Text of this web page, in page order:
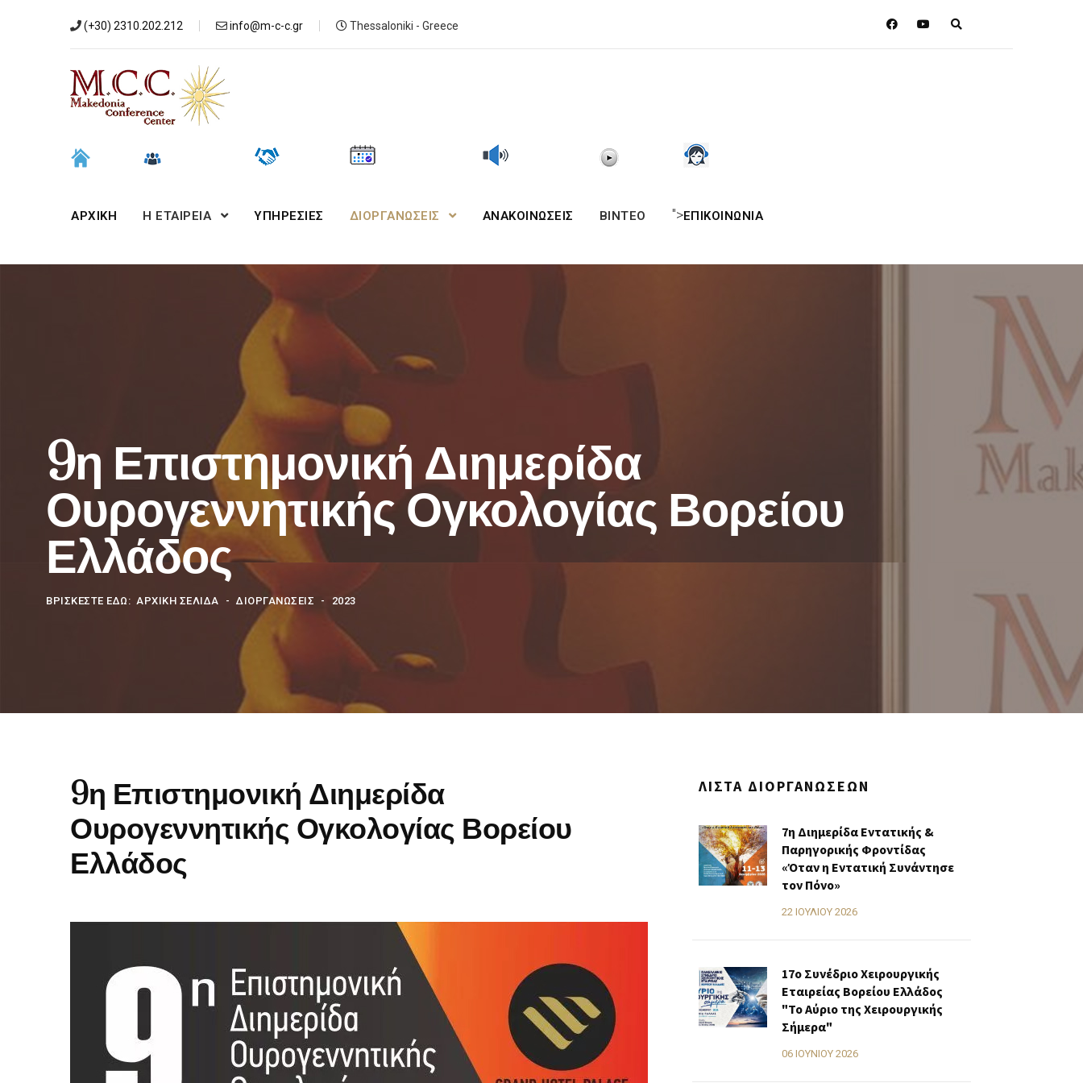
(+30) 2310.202.212 info@m-c-c.gr Thessaloniki - Greece
ΑΡΧΙΚΉ Η ΕΤΑΙΡΕΙΑ ΥΠΗΡΕΣΙΕΣ ΔΙΟΡΓΑΝΩΣΕΙΣ ΑΝΑΚΟΙΝΩΣΕΙΣ BINTEO ">ΕΠΙΚΟΙΝΩΝΙΑ
9η Επιστημονική Διημερίδα
Ουρογεννητικής Ογκολογίας Βορείου
Ελλάδος
ΒΡΊΣΚΕΣΤΕ ΕΔΏ: ΑΡΧΙΚΗ ΣΕΛΙΔΑ ΔΙΟΡΓΑΝΩΣΕΙΣ 2023
9η Επιστημονική Διημερίδα
Ουρογεννητικής Ογκολογίας Βορείου
Ελλάδος
ΛΊΣΤΑ ΔΙΟΡΓΑΝΏΣΕΩΝ
7η Διημερίδα Εντατικής &
Παρηγορικής Φροντίδας
«Όταν η Εντατική Συνάντησε
τον Πόνο»
22 ΙΟΥΛΊΟΥ 2026
17ο Συνέδριο Χειρουργικής
Εταιρείας Βορείου Ελλάδος
"Το Αύριο της Χειρουργικής
Σήμερα"
06 ΙΟΥΝΊΟΥ 2026